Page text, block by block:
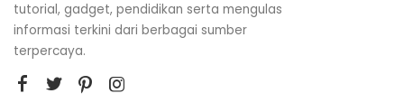
tutorial, gadget, pendidikan serta mengulas
informasi terkini dari berbagai sumber
terpercaya.